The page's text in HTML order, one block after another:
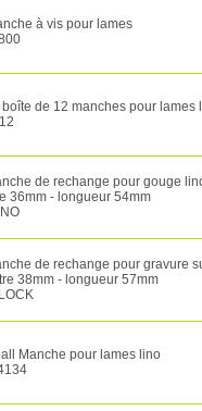
à vis pour lames
boîte de 12 manches pour lames
de rechange pour gouge
36mm - longueur 54mm
de rechange pour gravure
38mm - longueur 57mm
Manche pour lames lino